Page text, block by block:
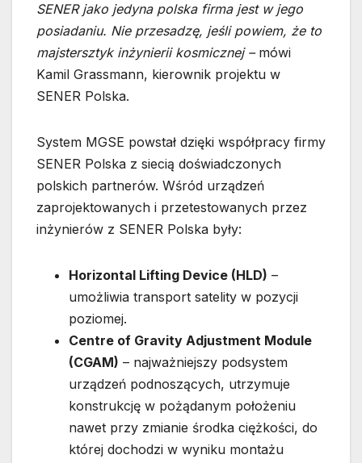
SENER jako jedyna polska firma jest w jego
posiadaniu. Nie przesadzę, jeśli powiem, że to
majstersztyk inżynierii kosmicznej – mówi
Kamil Grassmann, kierownik projektu w
SENER Polska.
System MGSE powstał dzięki współpracy firmy
SENER Polska z siecią doświadczonych
polskich partnerów. Wśród urządzeń
zaprojektowanych i przetestowanych przez
inżynierów z SENER Polska były:
Horizontal Lifting Device (HLD) –
umożliwia transport satelity w pozycji
poziomej.
Centre of Gravity Adjustment Module
(CGAM) – najważniejszy podsystem
urządzeń podnoszących, utrzymuje
konstrukcję w pożądanym położeniu
nawet przy zmianie środka ciężkości, do
której dochodzi w wyniku montażu